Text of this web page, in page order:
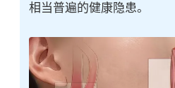
相当普遍的健康隐患。